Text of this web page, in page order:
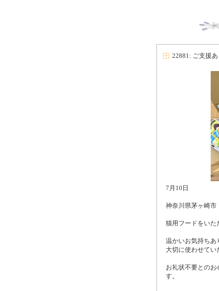
22881: ご支援
7月10日
神奈川県茅ヶ崎
猫用フードをいた
温かいお気持ちあ
大切に使わせてい
お礼状不要との
す。